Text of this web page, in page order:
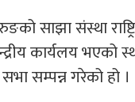
साझा संस्था
कार्यलय भएको
सम्पन्न गरेको हो ।